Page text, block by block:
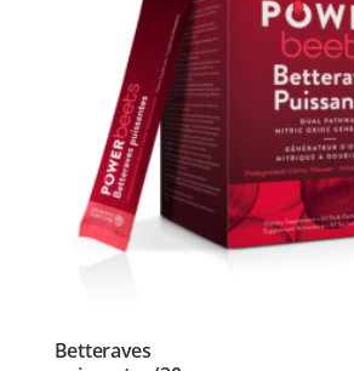
Betteraves